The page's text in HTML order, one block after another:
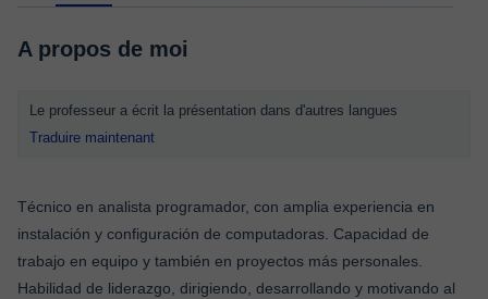
A propos de moi
Le professeur a écrit la présentation dans d'autres langues
Traduire maintenant
Técnico en analista programador, con amplia experiencia en
instalación y configuración de computadoras. Capacidad de
trabajo en equipo y también en proyectos más personales.
Habilidad de liderazgo, dirigiendo, desarrollando y motivando al